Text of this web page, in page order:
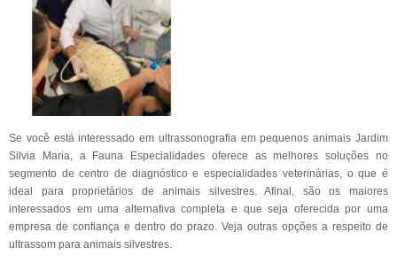
Se você está interessado em ultrassonografia em pequenos animais Jardim
Silvia Maria, a Fauna Especialidades oferece as melhores soluções no
segmento de centro de diagnóstico e especialidades veterinárias, o que é
ideal para proprietários de animais silvestres. Afinal, são os maiores
interessados em uma alternativa completa e que seja oferecida por uma
empresa de confiança e dentro do prazo. Veja outras opções a respeito de
ultrassom para animais silvestres.